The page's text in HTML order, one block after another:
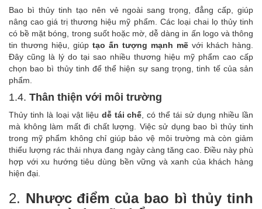
Bao bì thủy tinh tạo nên vẻ ngoài sang trọng, đẳng cấp, giúp
nâng cao giá trị thương hiệu mỹ phẩm. Các loại chai lọ thủy tinh
có bề mặt bóng, trong suốt hoặc mờ, dễ dàng in ấn logo và thông
tin thương hiệu, giúp tạo ấn tượng mạnh mẽ với khách hàng.
Đây cũng là lý do tại sao nhiều thương hiệu mỹ phẩm cao cấp
chọn bao bì thủy tinh để thể hiện sự sang trọng, tinh tế của sản
phẩm.
1.4. Thân thiện với môi trường
Thủy tinh là loại vật liệu dễ tái chế , có thể tái sử dụng nhiều lần
mà không làm mất đi chất lượng. Việc sử dụng bao bì thủy tinh
trong mỹ phẩm không chỉ giúp bảo vệ môi trường mà còn giảm
thiểu lượng rác thải nhựa đang ngày càng tăng cao. Điều này phù
hợp với xu hướng tiêu dùng bền vững và xanh của khách hàng
hiện đại.
2. Nhược điểm của bao bì thủy tinh